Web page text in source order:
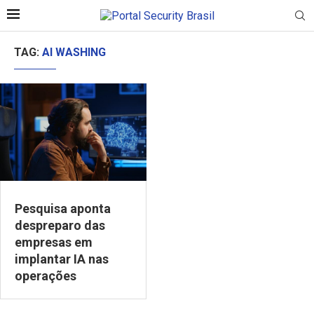
TAG: AI WASHING
Pesquisa aponta
despreparo das
empresas em
implantar IA nas
operações